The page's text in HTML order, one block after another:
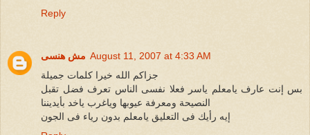
Reply
مش هنسى August 11, 2007 at 4:33 AM
جزاكم الله خيرا كلمات جميلة
بس إنت عارف يامعلم ياسر فعلا نفسى الناس تعرف فضل تقبل
النصيحة ومعرفة عيوبها وياغرب ياخد بأيديننا
إيه رأيك فى التعليق يامعلم بدون رياء فى الجون